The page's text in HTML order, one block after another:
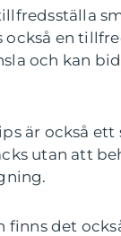
också en
och kan
är också
utan att
finns det